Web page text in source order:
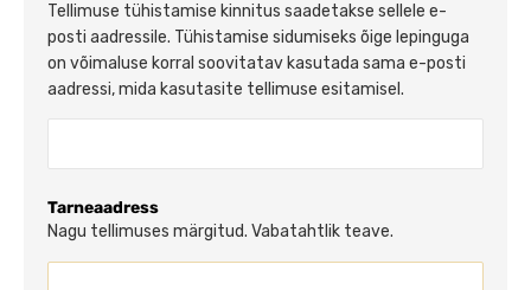
Tellimuse tühistamise kinnitus saadetakse sellele e-
posti aadressile. Tühistamise sidumiseks õige lepinguga
on võimaluse korral soovitatav kasutada sama e-posti
aadressi, mida kasutasite tellimuse esitamisel.
Tarneaadress
Nagu tellimuses märgitud. Vabatahtlik teave.